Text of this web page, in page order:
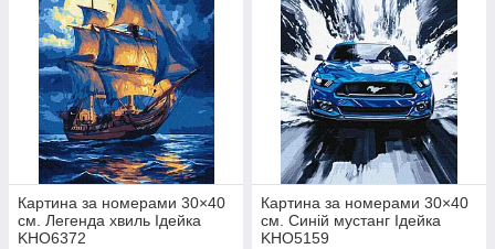
Картина за номерами 30×40
см. Легенда хвиль Ідейка
KHO6372
Картина за номерами 30×40
см. Синій мустанг Ідейка
KHO5159